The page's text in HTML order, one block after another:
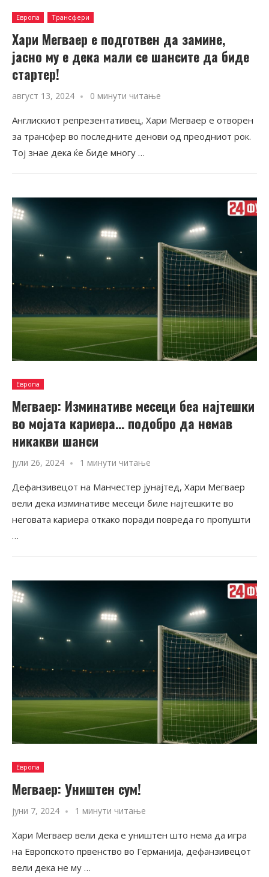
Европа Трансфери
Хари Мегваер е подготвен да замине,
јасно му е дека мали се шансите да биде
стартер!
август 13, 2024 0 минути читање
Англискиот репрезентативец, Хари Мегваер е отворен
за трансфер во последните денови од преодниот рок.
Тој знае дека ќе биде многу …
Европа
Мегваер: Изминативе месеци беа најтешки
во мојата кариера… подобро да немав
никакви шанси
јули 26, 2024 1 минути читање
Дефанзивецот на Манчестер јунајтед, Хари Мегваер
вели дека изминативе месеци биле најтешките во
неговата кариера откако поради повреда го пропушти
…
Европа
Мегваер: Уништен сум!
јуни 7, 2024 1 минути читање
Хари Мегваер вели дека е уништен што нема да игра
на Европското првенство во Германија, дефанзивецот
вели дека не му …